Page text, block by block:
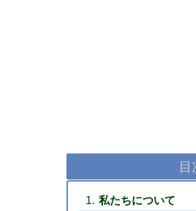
目
私たちについて